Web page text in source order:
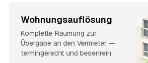
Wohnungsauflösung
Komplette Räumung zur
Übergabe an den Vermieter —
termingerecht und besenrein.